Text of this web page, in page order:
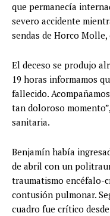
que permanecía
severo accidente
sendas de Horco Molle,
El deceso se produjo
19 horas informamos
fallecido.
tan doloroso
sanitaria.
Benjamín había
de abril con un
traumatismo encéfalo-
contusión pulmonar.
cuadro fue crítico